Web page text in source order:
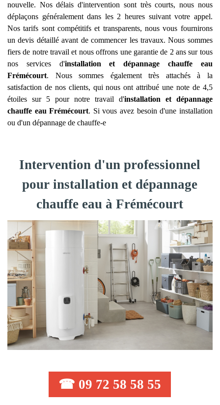
nouvelle. Nos délais d'intervention sont très courts, nous nous
déplaçons généralement dans les 2 heures suivant votre appel.
Nos tarifs sont compétitifs et transparents, nous vous fournirons
un devis détaillé avant de commencer les travaux. Nous sommes
fiers de notre travail et nous offrons une garantie de 2 ans sur tous
nos services d'installation et dépannage chauffe eau
Frémécourt. Nous sommes également très attachés à la
satisfaction de nos clients, qui nous ont attribué une note de 4,5
étoiles sur 5 pour notre travail d'installation et dépannage
chauffe eau Frémécourt. Si vous avez besoin d'une installation
ou d'un dépannage de chauffe-e
Intervention d'un professionnel
pour installation et dépannage
chauffe eau à Frémécourt
☎ 09 72 58 58 55